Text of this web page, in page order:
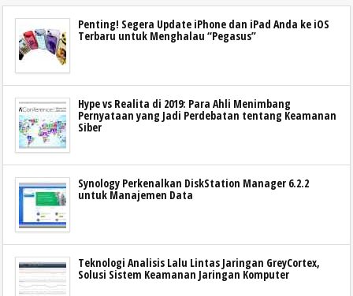
Penting! Segera Update iPhone dan iPad Anda ke iOS
Terbaru untuk Menghalau “Pegasus”
Hype vs Realita di 2019: Para Ahli Menimbang
Pernyataan yang Jadi Perdebatan tentang Keamanan
Siber
Synology Perkenalkan DiskStation Manager 6.2.2
untuk Manajemen Data
Teknologi Analisis Lalu Lintas Jaringan GreyCortex,
Solusi Sistem Keamanan Jaringan Komputer